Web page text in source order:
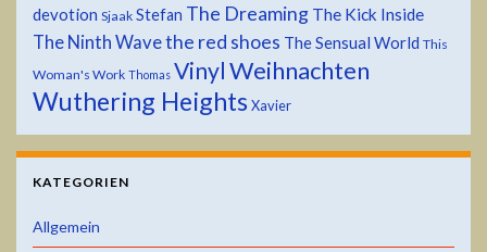
devotion Sjaak Stefan The Dreaming The Kick Inside
The Ninth Wavethe red shoes The Sensual World This
Woman's Work Thomas VinylWeihnachten
Wuthering Heights Xavier
KATEGORIEN
Allgemein